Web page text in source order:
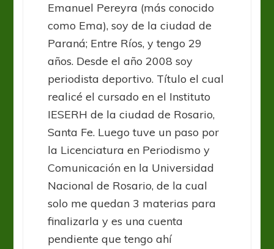
Emanuel Pereyra (más conocido
como Ema), soy de la ciudad de
Paraná; Entre Ríos, y tengo 29
años. Desde el año 2008 soy
periodista deportivo. Título el cual
realicé el cursado en el Instituto
IESERH de la ciudad de Rosario,
Santa Fe. Luego tuve un paso por
la Licenciatura en Periodismo y
Comunicación en la Universidad
Nacional de Rosario, de la cual
solo me quedan 3 materias para
finalizarla y es una cuenta
pendiente que tengo ahí